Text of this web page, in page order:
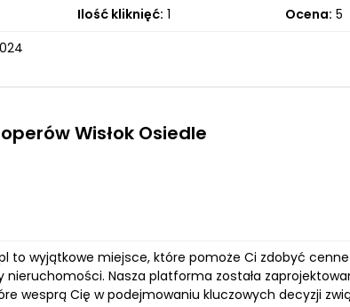
Ilość kliknięć: 1 Ocena: 5
Wisłok Osiedle
to wyjątkowe miejsce, które pomoże Ci zdobyć
nieruchomości. Nasza platforma została
wesprą Cię w podejmowaniu kluczowych decyzji